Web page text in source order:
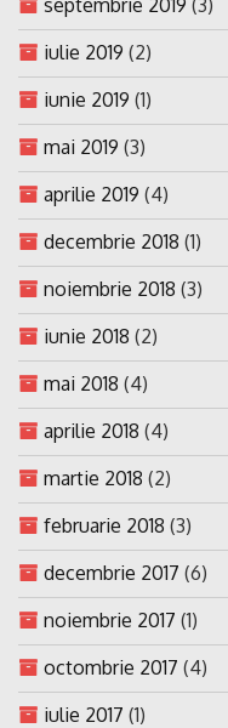
iulie 2019 (2)
iunie 2019 (1)
mai 2019 (3)
aprilie 2019 (4)
decembrie 2018 (1)
noiembrie 2018 (3)
iunie 2018 (2)
mai 2018 (4)
aprilie 2018 (4)
martie 2018 (2)
februarie 2018 (3)
decembrie 2017 (6)
noiembrie 2017 (1)
octombrie 2017 (4)
iulie 2017 (1)